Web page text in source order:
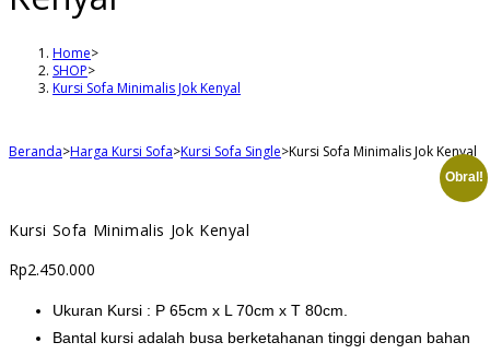
Home>
SHOP>
Kursi Sofa Minimalis Jok Kenyal
Beranda>Harga Kursi Sofa>Kursi Sofa Single>Kursi Sofa Minimalis Jok Kenyal
Kursi Sofa Minimalis Jok Kenyal
Rp2.450.000
Ukuran Kursi : P 65cm x L 70cm x T 80cm.
Bantal kursi adalah busa berketahanan tinggi dengan bahan
Obral!